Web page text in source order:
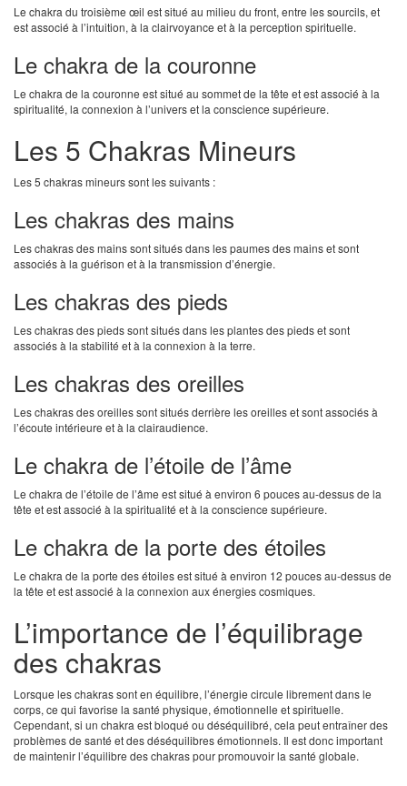
Le chakra du troisième œil est situé au milieu du front, entre les sourcils, et
est associé à l’intuition, à la clairvoyance et à la perception spirituelle.
Le chakra de la couronne
Le chakra de la couronne est situé au sommet de la tête et est associé à la
spiritualité, la connexion à l’univers et la conscience supérieure.
Les 5 Chakras Mineurs
Les 5 chakras mineurs sont les suivants :
Les chakras des mains
Les chakras des mains sont situés dans les paumes des mains et sont
associés à la guérison et à la transmission d’énergie.
Les chakras des pieds
Les chakras des pieds sont situés dans les plantes des pieds et sont
associés à la stabilité et à la connexion à la terre.
Les chakras des oreilles
Les chakras des oreilles sont situés derrière les oreilles et sont associés à
l’écoute intérieure et à la clairaudience.
Le chakra de l’étoile de l’âme
Le chakra de l’étoile de l’âme est situé à environ 6 pouces au-dessus de la
tête et est associé à la spiritualité et à la conscience supérieure.
Le chakra de la porte des étoiles
Le chakra de la porte des étoiles est situé à environ 12 pouces au-dessus de
la tête et est associé à la connexion aux énergies cosmiques.
L’importance de l’équilibrage
des chakras
Lorsque les chakras sont en équilibre, l’énergie circule librement dans le
corps, ce qui favorise la santé physique, émotionnelle et spirituelle.
Cependant, si un chakra est bloqué ou déséquilibré, cela peut entraîner des
problèmes de santé et des déséquilibres émotionnels. Il est donc important
de maintenir l’équilibre des chakras pour promouvoir la santé globale.